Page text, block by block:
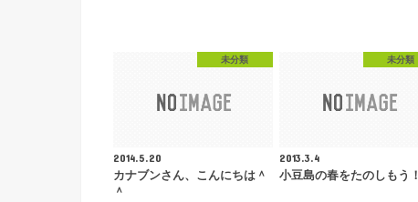
未分類
2014.5.20
カナブンさん、こんにちは＾
＾
未分類
2013.3.4
小豆島の春をたのしもう！